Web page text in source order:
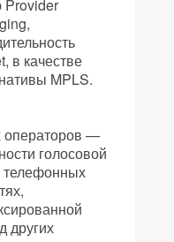
Provider
в качестве
MPLS.
операторов —
голосовой
телефонных
других